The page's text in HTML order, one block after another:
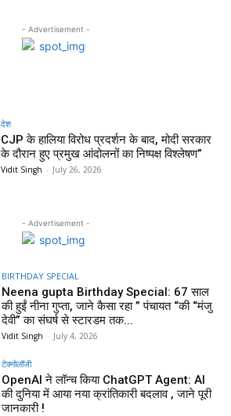
- Advertisement -
देश
CJP के हालिया विरोध प्रदर्शन के बाद, मोदी सरकार
के दौरान हुए प्रमुख आंदोलनों का निष्पक्ष विश्लेषण”
Vidit Singh - July 26, 2026
- Advertisement -
BIRTHDAY SPECIAL
Neena gupta Birthday Special: 67 साल
की हुईं नीना गुप्ता, जाने कैसा रहा ” पंचायत “की “मंजु
देवी” का संघर्ष से स्टारडम तक...
Vidit Singh - July 4, 2026
टेक्नोलॉजी
OpenAI ने लॉन्च किया ChatGPT Agent: AI
की दुनिया में आया नया क्रांतिकारी बदलाव , जाने पूरी
जानकारी !